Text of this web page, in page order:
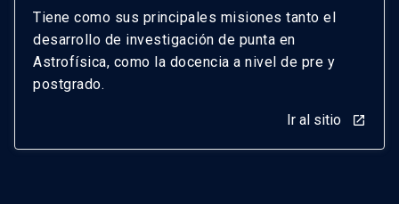
Tiene como sus principales misiones tanto el
desarrollo de investigación de punta en
Astrofísica, como la docencia a nivel de pre y
postgrado.
Ir al sitio launch